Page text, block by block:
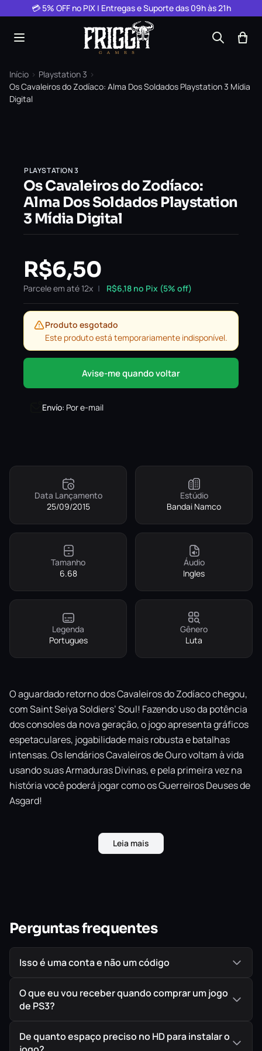
Pular para o conteúdo
💳 5% OFF no PIX | Entregas e Suporte das 09h às 21h
Início › Playstation 3 ›
Os Cavaleiros do Zodíaco: Alma Dos Soldados Playstation 3 Mídia
Digital
PLAYSTATION 3
Os Cavaleiros do Zodíaco:
Alma Dos Soldados Playstation
3 Mídia Digital
R$6,50
Parcele em até 12x R$6,18 no Pix (5% off)
Produto esgotado
Este produto está temporariamente indisponível.
Avise-me quando voltar
Envío: Por e-mail
Data Lançamento
25/09/2015
Estúdio
Bandai Namco
Tamanho
6.68
Áudio
Ingles
Legenda
Portugues
Gênero
Luta
O aguardado retorno dos Cavaleiros do Zodíaco chegou,
com Saint Seiya Soldiers’ Soul! Fazendo uso da potência
dos consoles da nova geração, o jogo apresenta gráficos
espetaculares, jogabilidade mais robusta e batalhas
intensas. Os lendários Cavaleiros de Ouro voltam à vida
usando suas Armaduras Divinas, e pela primeira vez na
história você poderá jogar como os Guerreiros Deuses de
Asgard!
Leia mais
Perguntas frequentes
Isso é uma conta e não um código
O que eu vou receber quando comprar um jogo
de PS3?
De quanto espaço preciso no HD para instalar o